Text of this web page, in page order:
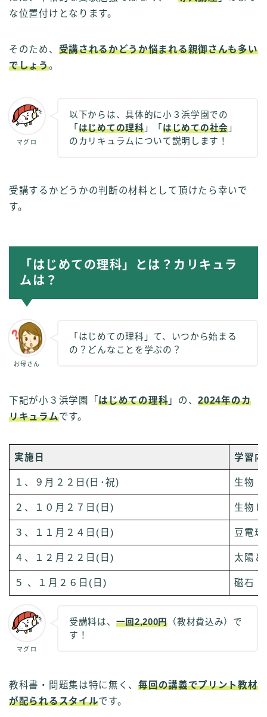
な位置付けとなります。
そのため、 受講されるかどうか悩まれる親御さんも多い
でしょう。
マグロ
以下からは、具体的に小３浜学園での
「 はじめての理科」「はじめての社会」
のカリキュラムについて説明します！
受講するかどうかの判断の材料として頂けたら幸いで
す。
「はじめての理科」とは？カリキュラ
ムは？
お母さん
「はじめての理科」て、いつから始まる
の？どんなことを学ぶの？
下記が小３浜学園「はじめての理科 」の、2024年のカ
リキュラムです。
実施日 学習内
１、９月２２日(日･祝) 生物Ⅰ
２、１０月２７日(日) 生物Ⅱ
３、１１月２４日(日) 豆電球
４、１２月２２日(日) 太陽と
５ 、１月２６日(日) 磁石
マグロ
受講料は、 一回2,200円 （教材費込み）で
す！
教科書・問題集は特に無く、毎回の講義でプリント教材
が配られるスタイルです。